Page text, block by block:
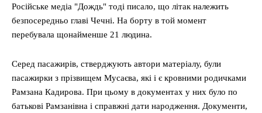
Російське медіа "Дождь" тоді писало, що літак належить
безпосередньо главі Чечні. На борту в той момент
перебувала щонайменше 21 людина.
Серед пасажирів, стверджують автори матеріалу, були
пасажирки з прізвищем Мусаєва, які і є кровними родичками
Рамзана Кадирова. При цьому в документах у них було по
батькові Рамзанівна і справжні дати народження. Документи,